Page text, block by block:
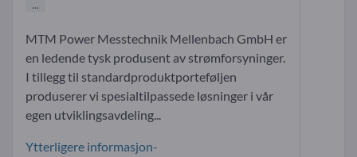
...
MTM Power Messtechnik Mellenbach GmbH er
en ledende tysk produsent av strømforsyninger.
I tillegg til standardproduktporteføljen
produserer vi spesialtilpassede løsninger i vår
egen utviklingsavdeling...
Ytterligere informasjon-